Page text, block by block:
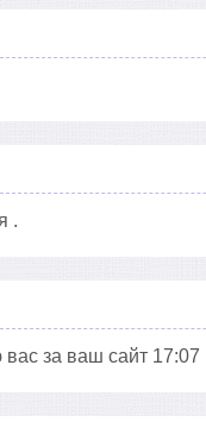
.
за ваш сайт 17:07